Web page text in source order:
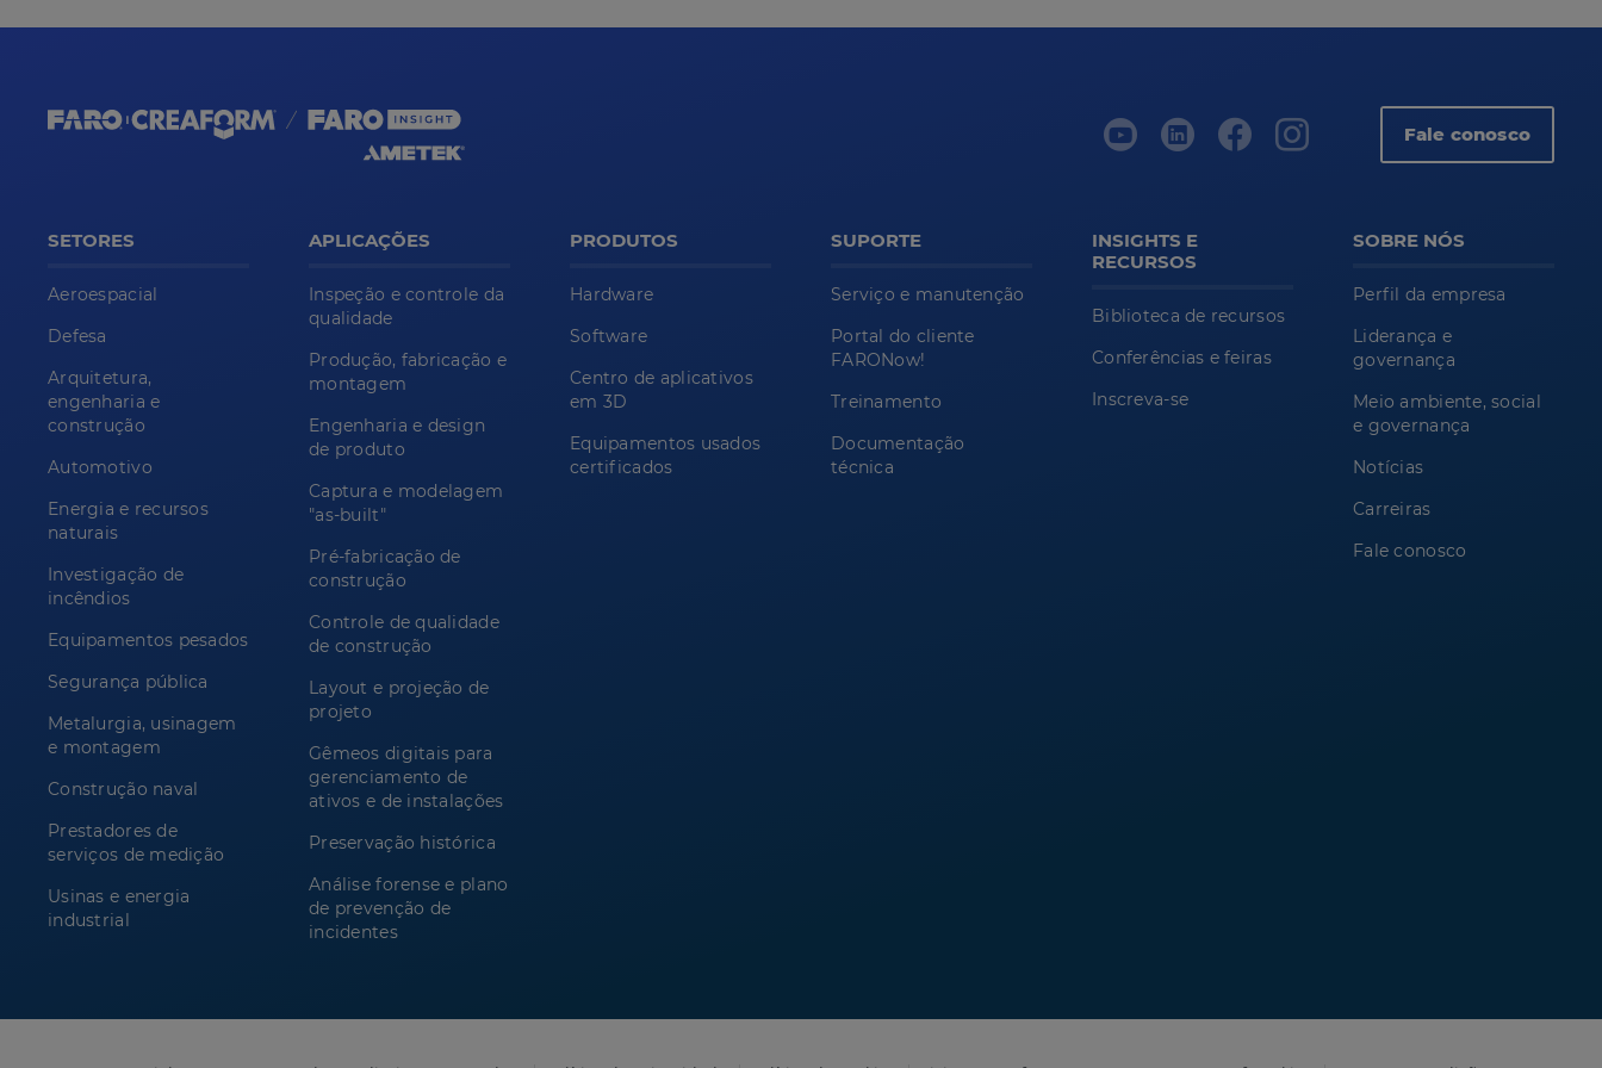
Fale conosco
SETORES
Aeroespacial
Defesa
Arquitetura,
engenharia e
construção
Automotivo
Energia e recursos
naturais
Investigação de
incêndios
Equipamentos pesados
Segurança pública
Metalurgia, usinagem
e montagem
Construção naval
Prestadores de
serviços de medição
Usinas e energia
industrial
APLICAÇÕES
Inspeção e controle da
qualidade
Produção, fabricação e
montagem
Engenharia e design
de produto
Captura e modelagem
"as-built"
Pré-fabricação de
construção
Controle de qualidade
de construção
Layout e projeção de
projeto
Gêmeos digitais para
gerenciamento de
ativos e de instalações
Preservação histórica
Análise forense e plano
de prevenção de
incidentes
PRODUTOS
Hardware
Software
Centro de aplicativos
em 3D
Equipamentos usados
certificados
SUPORTE
Serviço e manutenção
Portal do cliente
FARONow!
Treinamento
Documentação
técnica
INSIGHTS E
RECURSOS
Biblioteca de recursos
Conferências e feiras
Inscreva-se
SOBRE NÓS
Perfil da empresa
Liderança e
governança
Meio ambiente, social
e governança
Notícias
Carreiras
Fale conosco